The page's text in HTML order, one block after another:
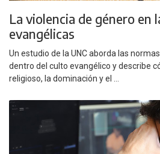
La violencia de género en
evangélicas
Un estudio de la UNC aborda las
dentro del culto evangélico y describe
religioso, la dominación y el ...